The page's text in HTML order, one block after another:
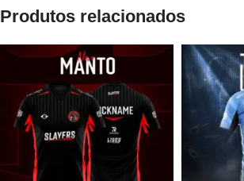
Produtos relacionados